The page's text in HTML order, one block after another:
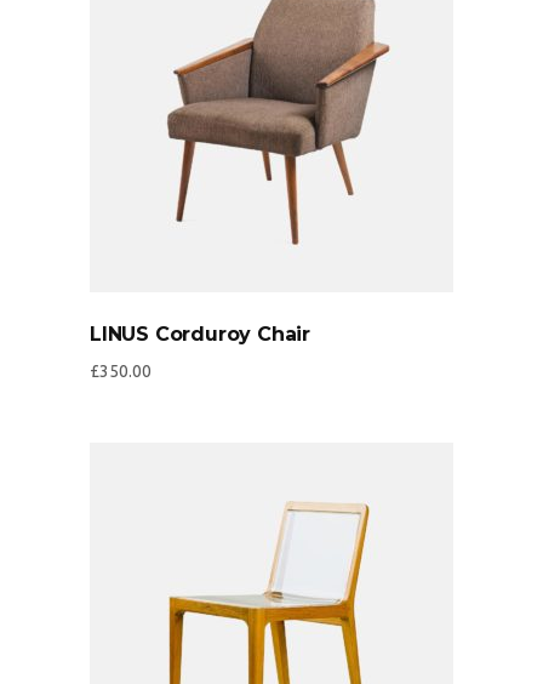
LINUS Corduroy Chair
£350.00